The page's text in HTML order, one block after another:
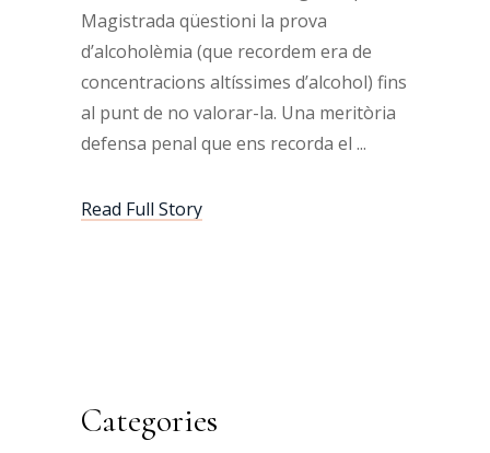
Magistrada qüestioni la prova
d’alcoholèmia (que recordem era de
concentracions altíssimes d’alcohol) fins
al punt de no valorar-la. Una meritòria
defensa penal que ens recorda el
Read Full Story
Categories